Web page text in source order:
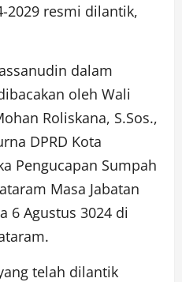
2029 resmi dilantik,
dalam
oleh Wali
Roliskana, S.Sos.,
DPRD Kota
Pengucapan Sumpah
Masa Jabatan
6 Agustus 3024 di
telah dilantik